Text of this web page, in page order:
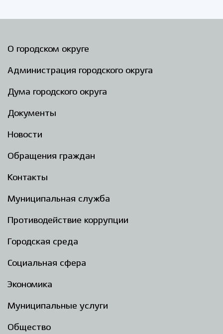
О городском округе
Администрация городского округа
Дума городского округа
Документы
Новости
Обращения граждан
Контакты
Муниципальная служба
Противодействие коррупции
Городская среда
Социальная сфера
Экономика
Муниципальные услуги
Общество